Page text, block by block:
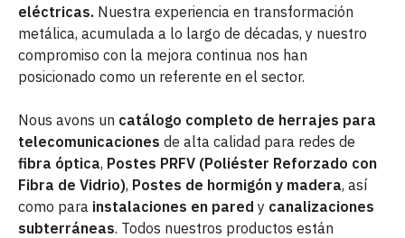
eléctricas. Nuestra experiencia en transformación
metálica, acumulada a lo largo de décadas, y nuestro
compromiso con la mejora continua nos han
posicionado como un referente en el sector.
Nous avons un catálogo completo de herrajes para
telecomunicaciones de alta calidad para redes de
fibra óptica, Postes PRFV (Poliéster Reforzado con
Fibra de Vidrio), Postes de hormigón y madera, así
como para instalaciones en pared y canalizaciones
subterráneas. Todos nuestros productos están